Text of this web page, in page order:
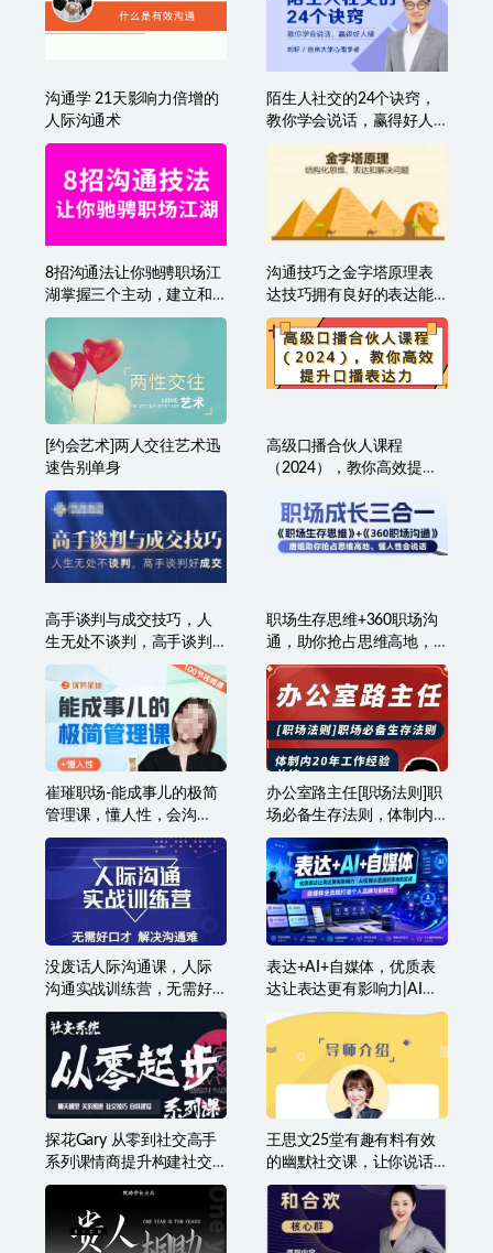
沟通技能 有效提升与陌生人的社交能力
沟通学 21天影响力倍增的
陌生人社交的24个诀窍，
教你学会说话，赢得好人
8招沟通法让你驰骋职场江
湖掌握三个主动，建立和
沟通技巧之金字塔原理表
[约会艺术]两人交往艺术迅
速告别单身
高手谈判与成交技巧，人
生无处不谈判，高手谈判
职场生存思维+360职场沟
通，助你抢占思维高地，
崔璀职场-能成事儿的极简
管理课，懂人性，会沟
办公室路主任[职场法则]职
场必备生存法则，体制内
没废话人际沟通课，人际
沟通实战训练营，无需好
节课）
表达+AI+自媒体，优质表
达让表达更有影响力|AI实
媒体全流程打造个人品牌
与影响力